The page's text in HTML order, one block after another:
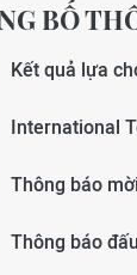
BỐ
Kết quả lựa
International
Thông báo
Thông báo